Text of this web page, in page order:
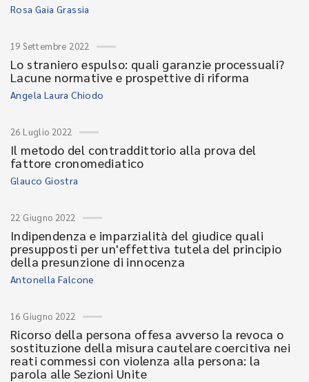
Rosa Gaia Grassia
19 Settembre 2022
Lo straniero espulso: quali garanzie processuali?
Lacune normative e prospettive di riforma
Angela Laura Chiodo
26 Luglio 2022
Il metodo del contraddittorio alla prova del
fattore cronomediatico
Glauco Giostra
22 Giugno 2022
Indipendenza e imparzialità del giudice quali
presupposti per un'effettiva tutela del principio
della presunzione di innocenza
Antonella Falcone
16 Giugno 2022
Ricorso della persona offesa avverso la revoca o
sostituzione della misura cautelare coercitiva nei
reati commessi con violenza alla persona: la
parola alle Sezioni Unite